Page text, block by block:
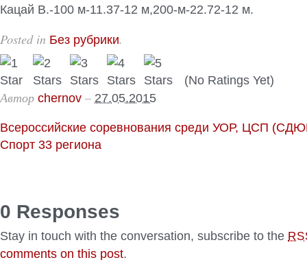
Кацай В.-100 м-11.37-12 м,200-м-22.72-12 м.
Posted in Без рубрики.
(No Ratings Yet)
Автор chernov – 27.05.2015
Всероссийские соревнования среди УОР, ЦСП
Спорт 33 региона
0 Responses
Stay in touch with the conversation, subscribe to the
comments on this post.